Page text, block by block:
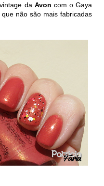
da Avon com o Gaya
que não são mais fabricadas